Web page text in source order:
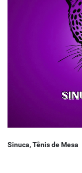
Sinuca, Tênis de Mesa